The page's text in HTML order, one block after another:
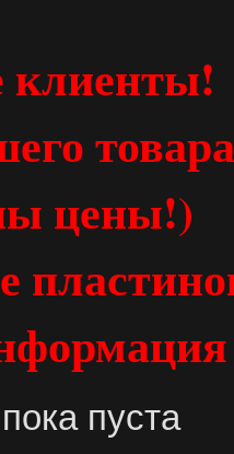
цены!)
пуста